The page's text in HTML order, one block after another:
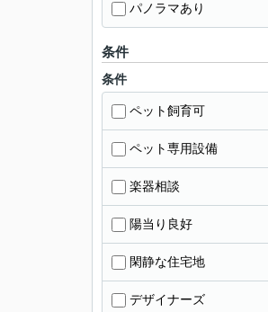
パノラマあり
条件
条件
ペット飼育可
ペット専用設備
楽器相談
陽当り良好
閑静な住宅地
デザイナーズ